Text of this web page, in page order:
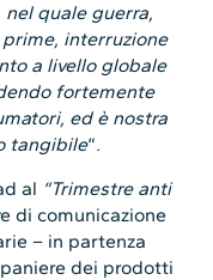
quale guerra,
interruzione
a livello globale
fortemente
ed è nostra
tangibile“.
al “Trimestre anti
di comunicazione
– in partenza
paniere dei prodotti